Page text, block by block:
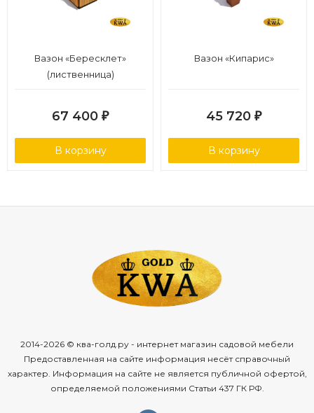
Вазон «Бересклет»
(лиственница)
67 400 ₽
В корзину
Вазон «Кипарис»
45 720 ₽
В корзину
2014-2026 © ква-голд.ру - интернет магазин садовой мебели
Предоставленная на сайте информация несёт справочный
характер. Информация на сайте не является публичной офертой,
определяемой положениями Статьи 437 ГК РФ.